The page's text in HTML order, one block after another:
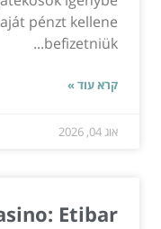
pénzt kellene
befizetniük...
קרא עוד »
אוג 04, 2026
Etibar